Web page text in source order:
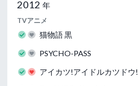
2012 年
TVアニメ
猫物語 黒
PSYCHO-PASS
アイカツ!アイドルカツドウ!